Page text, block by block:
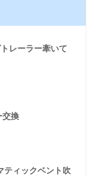
レーラー牽いて
交換
ィックベント吹